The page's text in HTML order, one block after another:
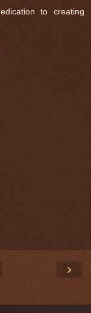
to creating
›